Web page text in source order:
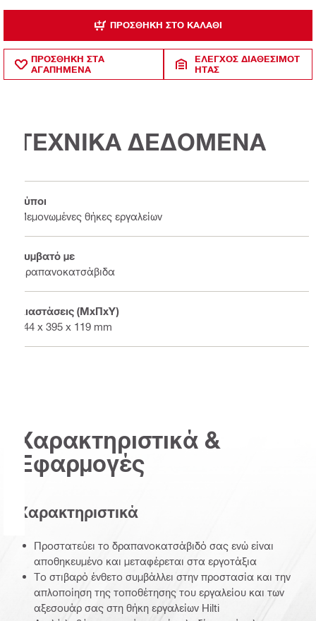
ΠΡΟΣΘΉΚΗ ΣΤΟ ΚΑΛΆΘΙ
ΠΡΟΣΘΗΚΗ ΣΤΑ
ΑΓΑΠΗΜΕΝΑ
ΈΛΕΓΧΟΣ ΔΙΑΘΕΣΙΜΌΤ
ΗΤΑΣ
ΤΕΧΝΙΚΑ ΔΕΔΟΜΕΝΑ
Τύποι
Μεμονωμένες θήκες εργαλείων
Συμβατό με
Δραπανοκατσάβιδα
Διαστάσεις (ΜxΠxΥ)
444 x 395 x 119 mm
Χαρακτηριστικά &
Εφαρμογές
Χαρακτηριστικά
Προστατεύει το δραπανοκατσάβιδό σας ενώ είναι
αποθηκευμένο και μεταφέρεται στα εργοτάξια
Το στιβαρό ένθετο συμβάλλει στην προστασία και την
απλοποίηση της τοποθέτησης του εργαλείου και των
αξεσουάρ σας στη θήκη εργαλείων Hilti